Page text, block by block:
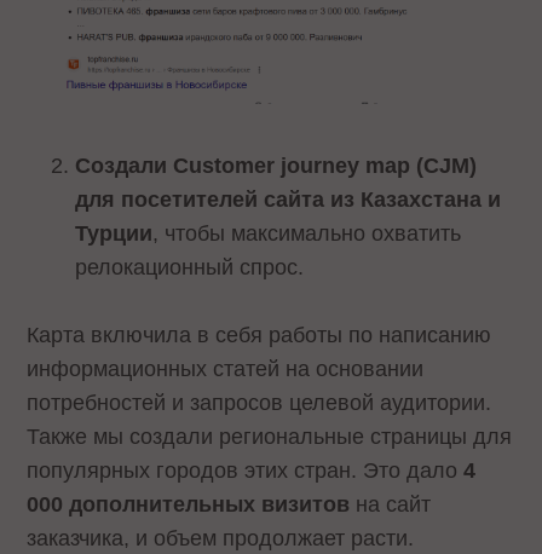
Создали Customer journey map (CJM)
для посетителей сайта из Казахстана и
Турции, чтобы максимально охватить
релокационный спрос.
Карта включила в себя работы по написанию
информационных статей на основании
потребностей и запросов целевой аудитории.
Также мы создали региональные страницы для
популярных городов этих стран. Это дало4
000 дополнительных визитов на сайт
заказчика, и объем продолжает расти.